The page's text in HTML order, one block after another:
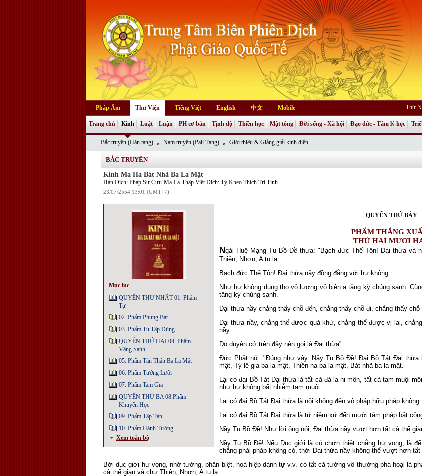
Pháp Âm Thư Viện Tiếng Việt English 中文 Mobile Thứ
Trang chủ Kinh
Bắc truyền (Hán tạng) Nam truyền (Pali Tạng) Giới thiệu & Giảng giải kinh điển
Luật Luận PH cơ bản Tịnh độ Thiền học Mật tông Đời sống - Xã hội Đạo đức - Tâm lý học
BẮC TRUYỀN
Kinh Ma Ha Bát Nhã Ba La Mật
Hán Dịch: Pháp Sư Cưu-Ma-La-Thập Việt Dịch: Tỳ Kheo Thích Trí Tịnh
23/07/2554 13:01 (GMT+7)
Mục lục
QUYỂN THỨ NHẤT 01. Phẩm
Tự
02. Phẩm Phụng Bát.
03. Phẩm Tu Tập Đúng
QUYỂN THỨ HAI 04. Phẩm
Vãng Sanh
05. Phẩm Tán Thán Ba La Mật
06. Phẩm Tướng Lưỡi
07. Phẩm Tam Giả
QUYỂN THỨ BA 08.Phẩm
Khuyến Học
09. Phẩm Tập Tán
10. Phẩm Hành Tướng
Xem toàn bộ
QUYỂN THỨ BẢY
PHẨM THẮNG
THỨ HAI MƯƠI
Ngài Huệ Mạng Tu Bồ Ðề thưa: "Bạch đức Thế Tôn! Ðại thừa
Thiên, Nhơn, A tu la.
Bạch đức Thế Tôn! Ðại thừa nầy đồng đẳng với hư không.
Như hư không dung thọ vô lượng vô biên a tăng kỳ chúng sanh.
tăng kỳ chúng sanh.
Ðại thừa nầy chẳng thấy chỗ đến, chẳng thấy chỗ đi, chẳng thấy chỗ
Ðại thừa nầy, chẳng thể được quá khứ, chẳng thể được vị lai,
nầy.
Do duyên cớ trên đây nên gọi là Ðại thừa”.
Ðức Phật nói: "Ðúng như vậy. Nầy Tu Bồ Ðề! Ðại Bồ Tát Ðại thừa
mật, Tỳ lê gia ba la mật, Thiền na ba la mật, Bát nhã ba la mật.
Lại có đại Bồ Tát Ðại thừa là tất cả đà la ni môn, tất cả tam muội
như hư không bất nhiễm tam muội.
Lại có đại Bồ Tát Ðại thừa là nội không đến vô pháp hữu pháp không.
Lại có đại Bồ Tát Ðại thừa là tứ niệm xứ đến mười tám pháp bất
Nầy Tu Bồ Ðề! Như lời ông nói, Ðại thừa nầy vượt hơn tất cả thế
Nầy Tu Bồ Ðề! Nếu Dục giới là có chơn thiệt chẳng hư vọng, là
chẳng phải pháp không có, thời Ðại thừa nầy không thể vượt hơn tất
Bởi dục giới hư vọng, nhớ tưởng, phân biệt, hoà hiệp danh tự v.v. có tất cả tướng vô thường phá hoại là
cả thế gian và chư Thiên, Nhơn, A tu la.